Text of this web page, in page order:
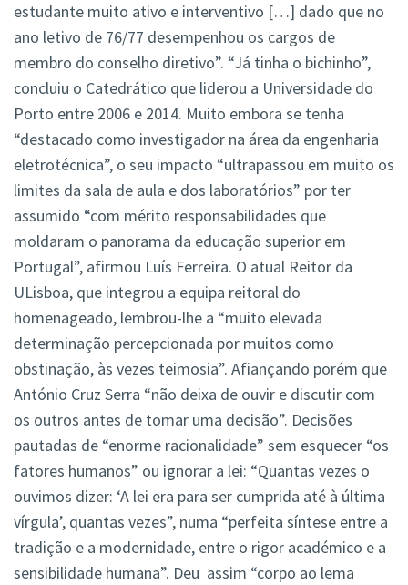
estudante muito ativo e interventivo […] dado que no
ano letivo de 76/77 desempenhou os cargos de
membro do conselho diretivo”. “Já tinha o bichinho”,
concluiu o Catedrático que liderou a Universidade do
Porto entre 2006 e 2014. Muito embora se tenha
“destacado como investigador na área da engenharia
eletrotécnica”, o seu impacto “ultrapassou em muito os
limites da sala de aula e dos laboratórios” por ter
assumido “com mérito responsabilidades que
moldaram o panorama da educação superior em
Portugal”, afirmou Luís Ferreira. O atual Reitor da
ULisboa, que integrou a equipa reitoral do
homenageado, lembrou-lhe a “muito elevada
determinação percepcionada por muitos como
obstinação, às vezes teimosia”. Afiançando porém que
António Cruz Serra “não deixa de ouvir e discutir com
os outros antes de tomar uma decisão”. Decisões
pautadas de “enorme racionalidade” sem esquecer “os
fatores humanos” ou ignorar a lei: “Quantas vezes o
ouvimos dizer: ‘A lei era para ser cumprida até à última
vírgula’, quantas vezes”, numa “perfeita síntese entre a
tradição e a modernidade, entre o rigor académico e a
sensibilidade humana”. Deu assim “corpo ao lema